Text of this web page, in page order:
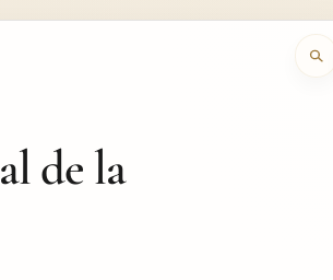
de la